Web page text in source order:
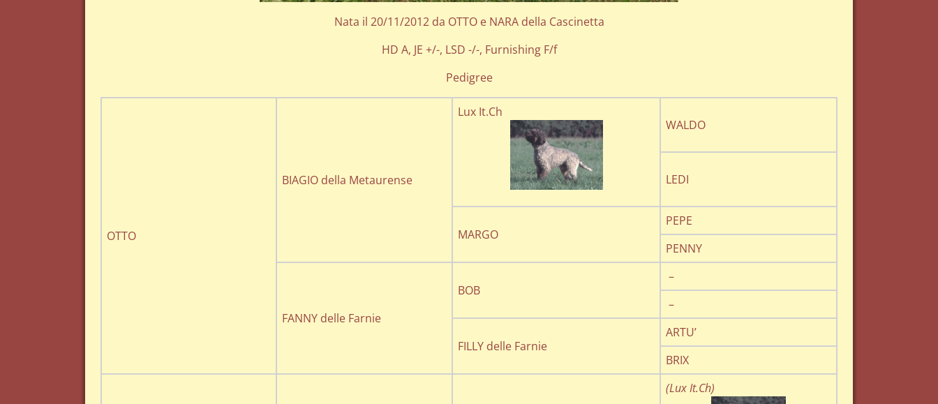
Nata il 20/11/2012 da OTTO e NARA della Cascinetta
HD A, JE +/-, LSD -/-, Furnishing F/f
Pedigree
OTTO
BIAGIO della Metaurense
Lux It.Ch
WALDO
LEDI
MARGO
PEPE
PENNY
FANNY delle Farnie
BOB
–
–
FILLY delle Farnie
ARTU’
BRIX
(Lux It.Ch)